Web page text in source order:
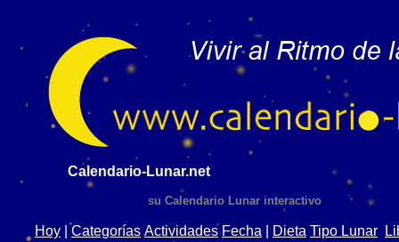
Calendario-Lunar.net
su Calendario Lunar interactivo
Hoy Categorías Actividades Fecha Dieta Tipo Lunar